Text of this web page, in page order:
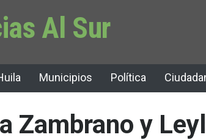
Al Sur
Municipios Política
Zambrano y